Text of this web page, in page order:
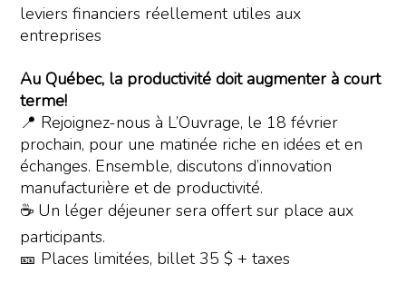
leviers financiers réellement utiles aux
entreprises
Au Québec, la productivité doit augmenter à court
terme!
📍 Rejoignez-nous à L’Ouvrage, le 18 février
prochain, pour une matinée riche en idées et en
échanges. Ensemble, discutons d’innovation
manufacturière et de productivité.
☕ Un léger déjeuner sera offert sur place aux
participants.
🎫 Places limitées, billet 35 $ + taxes